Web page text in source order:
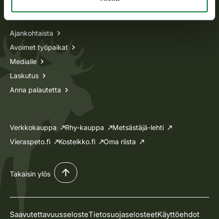
Tietoa meistä
Ajankohtaista
Avoimet työpaikat
Medialle
Laskutus
Anna palautetta
Verkkokauppa Rhy-kauppa
Metsästäjä-lehti
Vieraspeto.fi
Kosteikko.fi Oma riista
Takaisin ylös
SaavutettavuusselosteTietosuojaselosteetKäyttöehdot